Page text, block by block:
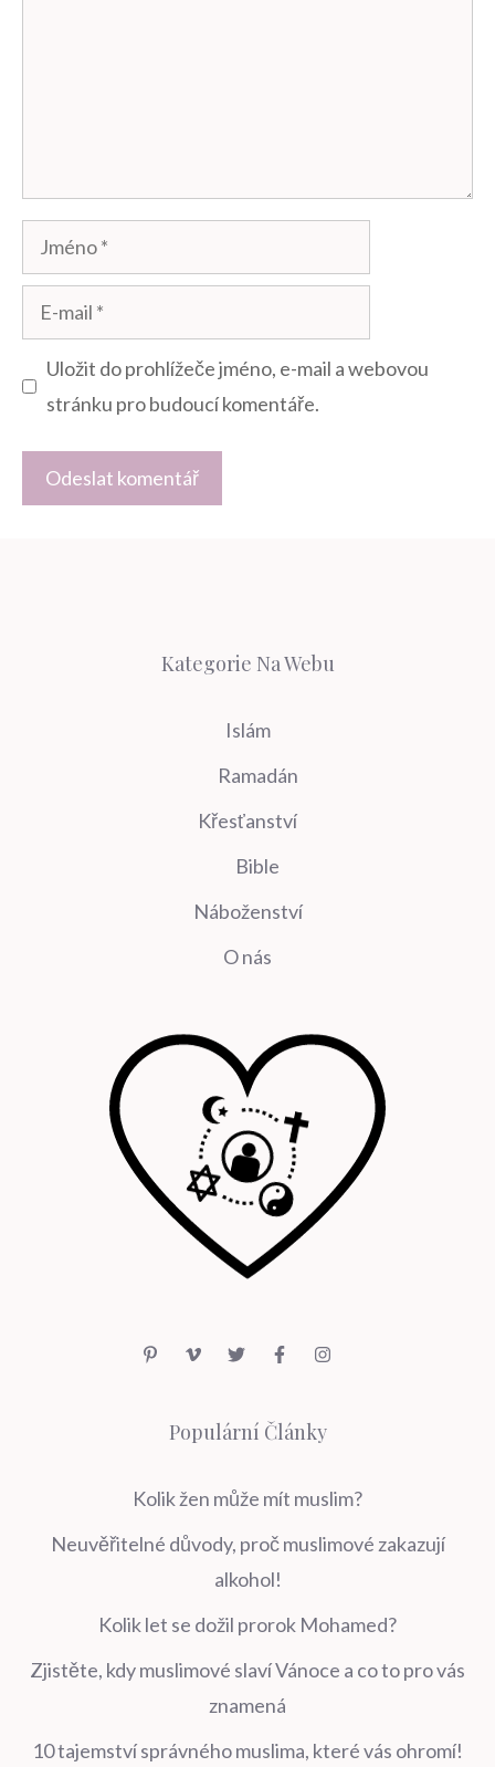
Jméno
mail
Uložit do prohlížeče jméno, e-mail a webovou
stránku pro budoucí komentáře.
Kategorie Na Webu
Islám
Ramadán
Křesťanství
Bible
Náboženství
O nás
Populární Články
Kolik žen může mít muslim?
Neuvěřitelné důvody, proč muslimové zakazují
alkohol!
Kolik let se dožil prorok Mohamed?
Zjistěte, kdy muslimové slaví Vánoce a co to pro vás
znamená
10 tajemství správného muslima, které vás ohromí!